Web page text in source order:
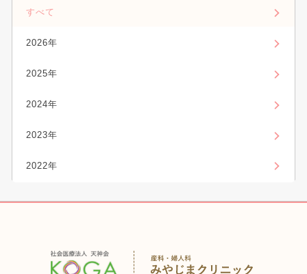
すべて
2026年
2025年
2024年
2023年
2022年